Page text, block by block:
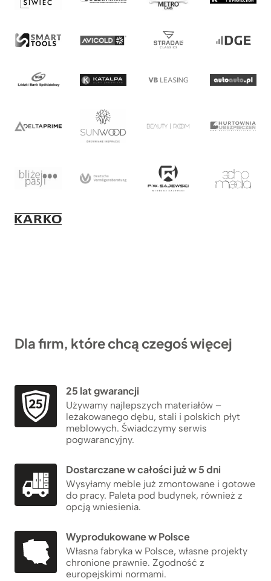
Dla firm, które chcą czegoś więcej
25 lat gwarancji
Używamy najlepszych materiałów –
leżakowanego dębu, stali i polskich płyt
meblowych. Świadczymy serwis
pogwarancyjny.
Dostarczane w całości już w 5 dni
Wysyłamy meble już zmontowane i gotowe
do pracy. Paleta pod budynek, również z
opcją wniesienia.
Wyprodukowane w Polsce
Własna fabryka w Polsce, własne projekty
chronione prawnie. Zgodność z
europejskimi normami.